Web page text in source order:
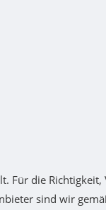
Für die
sind wir